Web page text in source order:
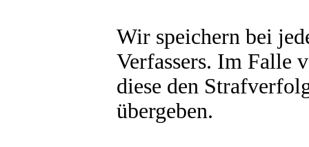
Wir speichern bei
Verfassers. Im Falle
diese den
übergeben.